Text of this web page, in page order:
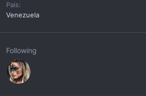
Pais
Venezuela
Following